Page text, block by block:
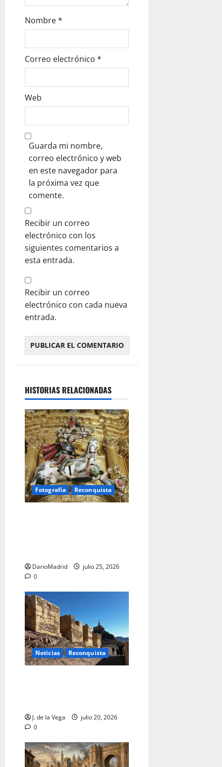
d
s
Nombre*
Correo electrónico *
Web
Guarda mi nombre,
correo electrónico y web
en este navegador para
la próxima vez que
comente.
Recibir un correo
electrónico con los
siguientes comentarios a
esta entrada.
Recibir un correo
electrónico con cada nueva
entrada.
HISTORIAS RELACIONADAS
Fotografía Reconquista
DarioMadrid
julio 25, 2026
0
Noticias Reconquista
J. de la Vega
julio 20, 2026
0